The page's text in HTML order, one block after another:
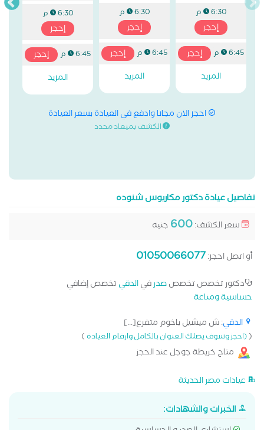
6:30 م
إحجز
6:45 م
إحجز
المزيد
6:30 م
إحجز
6:45 م
إحجز
المزيد
6:30 م
إحجز
6:45 م
إحجز
المزيد
احجز الان مجانا وادفع في العيادة بسعر العيادة
الكشف بميعاد محدد
تفاصيل عيادة دكتور مكاريوس شنوده
سعر الكشف:600 جنيه
أو اتصل احجز:01050066077
دكتور تخصص تخصصصدرفيالدقي تخصص إضافي
حساسية ومناعة
الدقي: ش ميشيل باخوم متفرع[...]
((احجز وسوف يصلك العنوان بالكامل وارقام العيادة)
متاح خريطة جوجل عند الحجز
عيادات مصر الحديثة
الخبرات والشهادات: